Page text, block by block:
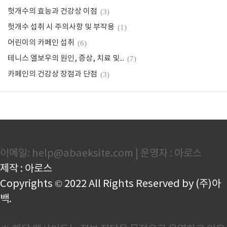
헛개수의 효능과 건강상 이점 (3)
헛개수 섭취 시 주의사항 및 부작용 (1)
어린이의 카페인 섭취 (6)
테니스 엘보우의 원인, 증상, 치료 및 예방 방법 (7)
카페인의 건강상 장점과 단점 (3)
이메일: help@abaeksite.com | 운영자 : 아로스
제작 : 아로스
Copyrights © 2022 All Rights Reserved by (주)아
백.